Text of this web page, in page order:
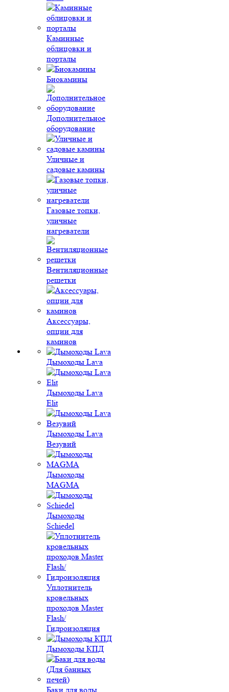
Каминные
облицовки и
порталы
Биокамины
Дополнительное
оборудование
Уличные и
садовые камины
Газовые топки,
уличные
нагреватели
Вентиляционные
решетки
Аксессуары,
опции для
каминов
Дымоходы Lava
Дымоходы Lava
Elit
Дымоходы Lava
Везувий
Дымоходы
MAGMA
Дымоходы
Schiedel
Уплотнитель
кровельных
проходов Master
Flash/
Гидроизоляция
Дымоходы КПД
Баки для воды